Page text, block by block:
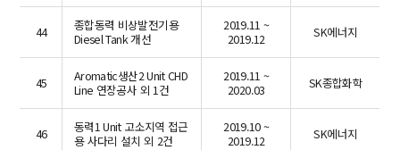
44
종합동력 비상발전기용
Diesel Tank 개선
2019.11 ~
2019.12
SK에너지
45
Aromatic생산2 Unit CHD
Line 연장공사 외 1건
2019.11 ~
2020.03
SK종합화학
46
동력1 Unit 고소지역 접근
용 사다리 설치 외 2건
2019.10 ~
2019.12
SK에너지